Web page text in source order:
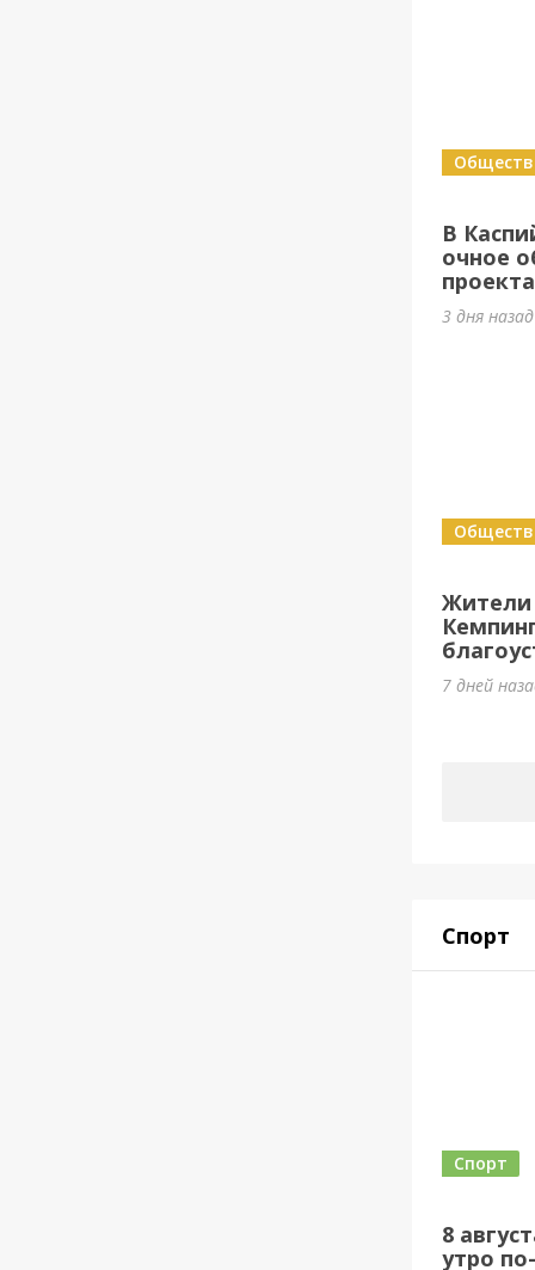
В
очное
3 дня
Жители
7 дней
Спорт
8
утро
Спорт